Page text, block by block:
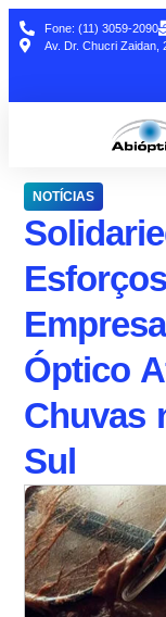
Fone: (11) 3059-2090
Av. Dr. Chucri Zaidan,
NOTÍCIAS
Óptico
Chuvas
Sul